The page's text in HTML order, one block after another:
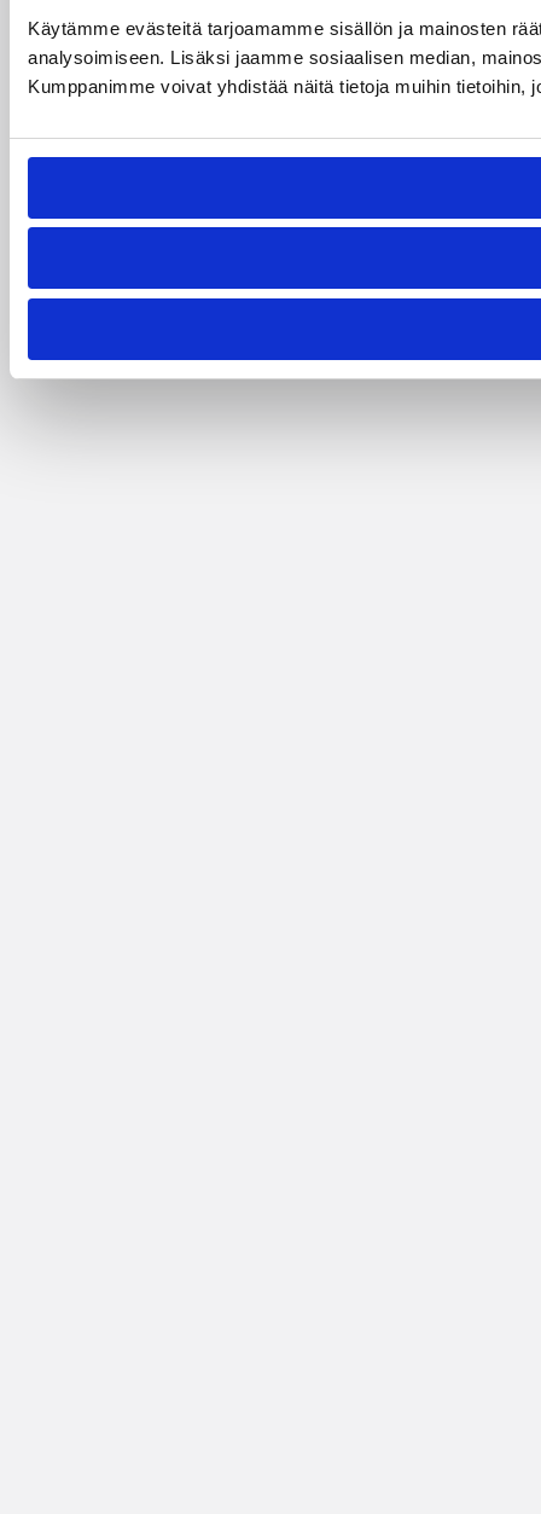
Käytämme evästeitä tarjoamamme sisällön ja mainosten
analysoimiseen. Lisäksi jaamme sosiaalisen median,
Kumppanimme voivat yhdistää näitä tietoja muihin tietoihin,